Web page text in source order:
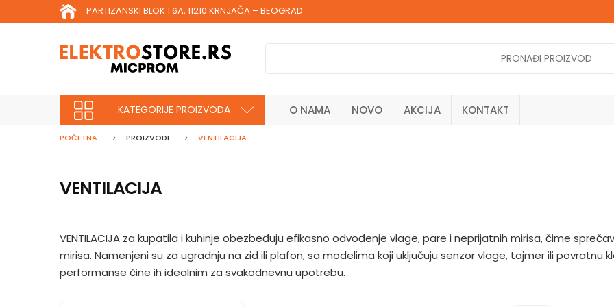
PARTIZANSKI BLOK 1 6A, 11210 KRNJAČA – BEOGRAD
KATEGORIJE PROIZVODA O NAMA NOVO AKCIJA KONTAKT
POČETNA PROIZVODI VENTILACIJA
VENTILACIJA
VENTILACIJA za kupatila i kuhinje obezbeđuju efikasno odvođenje vlage, pare i neprijatnih mirisa, čime
mirisa. Namenjeni su za ugradnju na zid ili plafon, sa modelima koji uključuju senzor vlage, tajmer ili povratnu
performanse čine ih idealnim za svakodnevnu upotrebu.